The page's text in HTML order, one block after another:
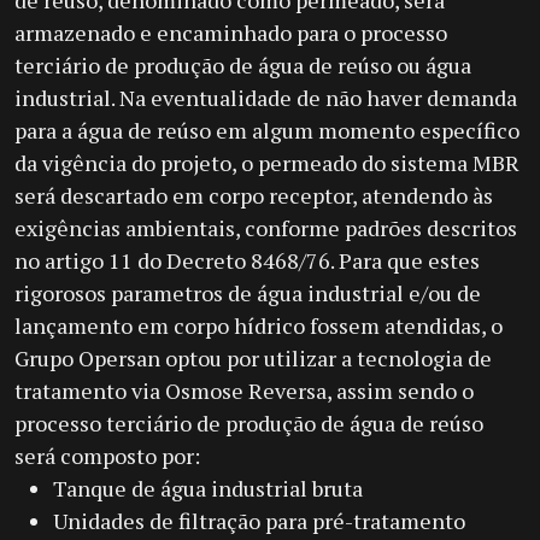
armazenado e encaminhado para o processo
terciário de produção de água de reúso ou água
industrial. Na eventualidade de não haver demanda
para a água de reúso em algum momento específico
da vigência do projeto, o permeado do sistema MBR
será descartado em corpo receptor, atendendo às
exigências ambientais, conforme padrões descritos
no artigo 11 do Decreto 8468/76. Para que estes
rigorosos parametros de água industrial e/ou de
lançamento em corpo hídrico fossem atendidas, o
Grupo Opersan optou por utilizar a tecnologia de
tratamento via Osmose Reversa, assim sendo o
processo terciário de produção de água de reúso
será composto por:
Tanque de água industrial bruta
Unidades de filtração para pré-tratamento